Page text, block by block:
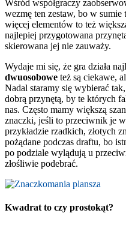
Wśród współgraczy
wezmę ten zestaw, bo w
więcej elementów to też
najlepiej przygotowana
skierowana jej nie zauważy.
Wydaje mi się, że gra działa
dwuosobowe też są ciekawe,
Nadal staramy się wybierać
dobrą przynętą, by te których
nas. Często mamy większą
znaczki, jeśli to przeciwnik je
przykładzie rzadkich, złotych
pożądane podczas draftu, bo
po podziale wylądują u
złośliwie podebrać.
Kwadrat to czy prostokąt?